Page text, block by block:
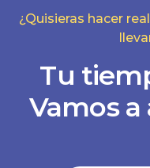
¿Quisieras hacer
Tu
Vamos